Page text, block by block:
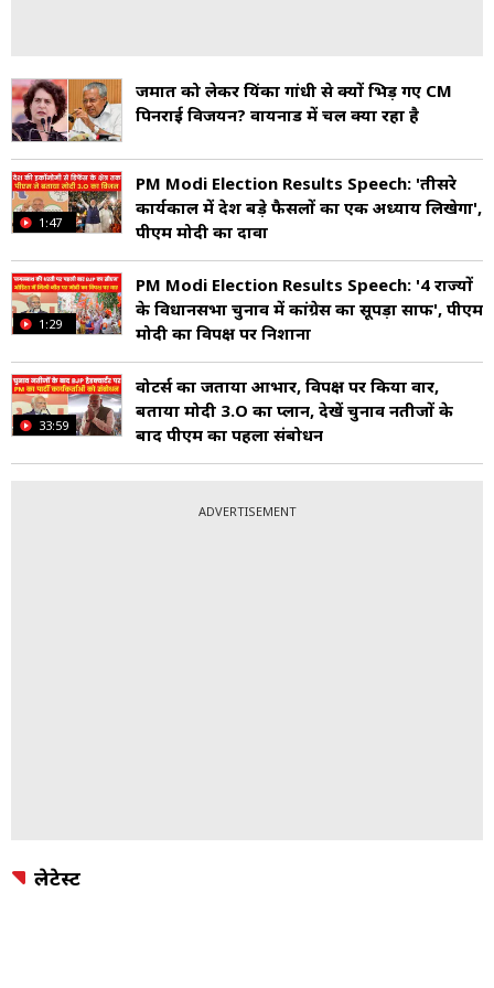
जमात को लेकर प्रियंका गांधी से क्यों भिड़ गए CM
पिनराई विजयन? वायनाड में चल क्या रहा है
1:47
PM Modi Election Results Speech: 'तीसरे
कार्यकाल में देश बड़े फैसलों का एक अध्याय ल‍िखेगा',
पीएम मोदी का दावा
1:29
PM Modi Election Results Speech: '4 राज्यों
के व‍िधानसभा चुनाव में कांग्रेस का सूपड़ा साफ', पीएम
मोदी का व‍िपक्ष पर न‍िशाना
33:59
वोटर्स का जताया आभार, व‍िपक्ष पर क‍िया वार,
बताया मोदी 3.O का प्लान, देखें चुनाव नतीजों के
बाद पीएम का पहला संबोधन
ADVERTISEMENT
लेटेस्ट